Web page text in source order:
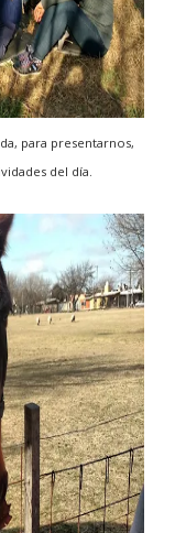
para presentarnos,
del día.